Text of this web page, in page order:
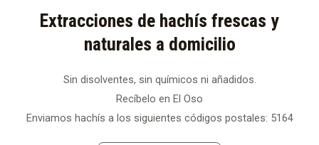
Extracciones de hachís frescas y
naturales a domicilio
Sin disolventes, sin químicos ni añadidos.
Recíbelo en El Oso
Enviamos hachís a los siguientes códigos postales: 5164